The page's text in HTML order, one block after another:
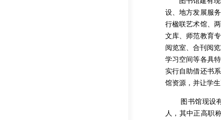
设、地方发展服
行楹联艺术馆、
文库、师范教育
阅览室、合刊阅
学习空间等各具
实行自助借还书
馆资源，并让学
图书馆现设有
人，其中正高职